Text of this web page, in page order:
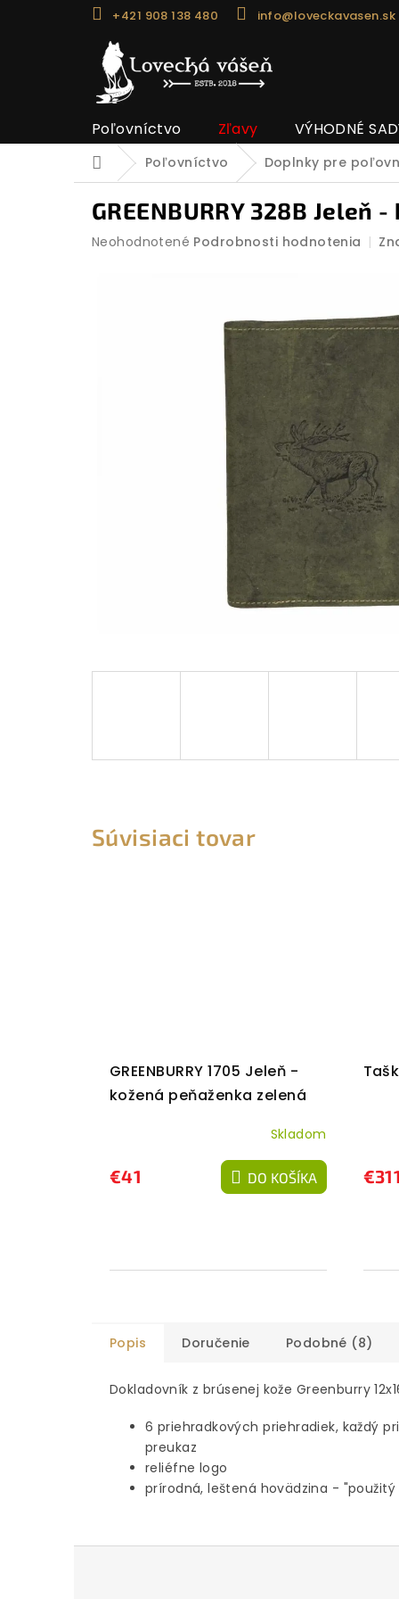
+421 908 138 480 info@loveckavasen.sk
Poľovníctvo Zľavy VÝHODNÉ
DomovPoľovníctvo Doplnky pre
GREENBURRY 328B
Priemerné
Neohodnotené Podrobnosti hodnotenia
Súvisiaci tovar
GREENBURRY 1705 Jeleň -
kožená peňaženka zelená
Skladom
€41 DO KOŠÍKA €311
Popis Doručenie Podobné (8)
Dokladovník z brúsenej kože Greenburry
6 priehradkových priehradiek, každý
preukaz
reliéfne logo
prírodná, leštená hovädzina - "použitý